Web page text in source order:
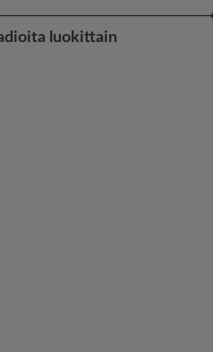
luokittain